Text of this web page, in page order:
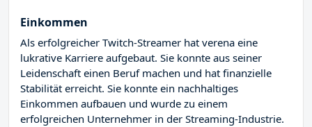
Einkommen
Als erfolgreicher Twitch-Streamer hat verena eine
lukrative Karriere aufgebaut. Sie konnte aus seiner
Leidenschaft einen Beruf machen und hat finanzielle
Stabilität erreicht. Sie konnte ein nachhaltiges
Einkommen aufbauen und wurde zu einem
erfolgreichen Unternehmer in der Streaming-Industrie.